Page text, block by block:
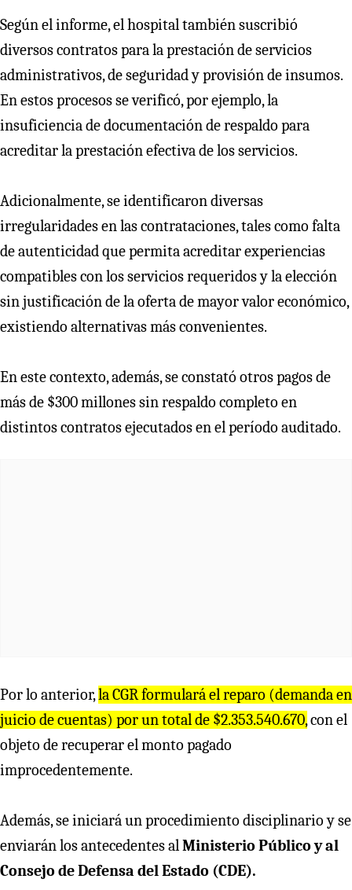
Según el informe, el hospital también suscribió
diversos contratos para la prestación de servicios
administrativos, de seguridad y provisión de insumos.
En estos procesos se verificó, por ejemplo, la
insuficiencia de documentación de respaldo para
acreditar la prestación efectiva de los servicios.
Adicionalmente, se identificaron diversas
irregularidades en las contrataciones, tales como falta
de autenticidad que permita acreditar experiencias
compatibles con los servicios requeridos y la elección
sin justificación de la oferta de mayor valor económico,
existiendo alternativas más convenientes.
En este contexto, además, se constató otros pagos de
más de $300 millones sin respaldo completo en
distintos contratos ejecutados en el período auditado.
Por lo anterior,la CGR formulará el reparo (demanda en
juicio de cuentas) por un total de $2.353.540.670,con el
objeto de recuperar el monto pagado
improcedentemente.
Además, se iniciará un procedimiento disciplinario y se
enviarán los antecedentes alMinisterio Público y al
Consejo de Defensa del Estado (CDE).